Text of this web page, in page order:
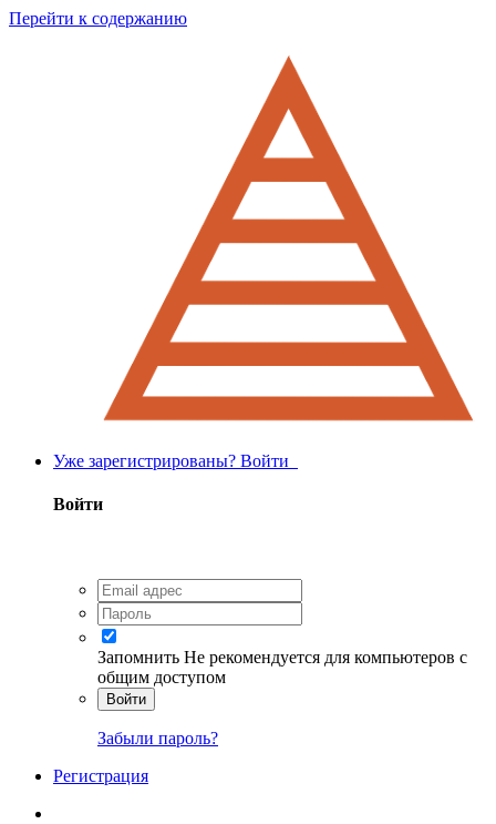
Перейти к содержанию
Уже зарегистрированы? Войти
Войти
Запомнить Не рекомендуется для компьютеров с
общим доступом
Войти
Забыли пароль?
Регистрация